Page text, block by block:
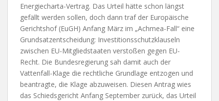
Energiecharta-Vertrag. Das Urteil hätte schon längst
gefällt werden sollen, doch dann traf der Europäische
Gerichtshof (EuGH) Anfang März im „Achmea-Fall“ eine
Grundsatzentscheidung: Investitionsschutzklauseln
zwischen EU-Mitgliedstaaten verstoßen gegen EU-
Recht. Die Bundesregierung sah damit auch der
Vattenfall-Klage die rechtliche Grundlage entzogen und
beantragte, die Klage abzuweisen. Diesen Antrag wies
das Schiedsgericht Anfang September zurück, das Urteil